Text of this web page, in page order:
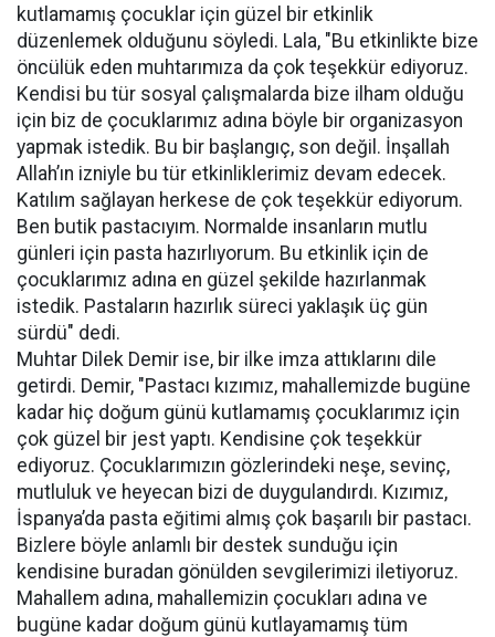
kutlamamış çocuklar için güzel bir etkinlik
düzenlemek olduğunu söyledi. Lala, "Bu etkinlikte bize
öncülük eden muhtarımıza da çok teşekkür ediyoruz.
Kendisi bu tür sosyal çalışmalarda bize ilham olduğu
için biz de çocuklarımız adına böyle bir organizasyon
yapmak istedik. Bu bir başlangıç, son değil. İnşallah
Allah’ın izniyle bu tür etkinliklerimiz devam edecek.
Katılım sağlayan herkese de çok teşekkür ediyorum.
Ben butik pastacıyım. Normalde insanların mutlu
günleri için pasta hazırlıyorum. Bu etkinlik için de
çocuklarımız adına en güzel şekilde hazırlanmak
istedik. Pastaların hazırlık süreci yaklaşık üç gün
sürdü" dedi.
Muhtar Dilek Demir ise, bir ilke imza attıklarını dile
getirdi. Demir, "Pastacı kızımız, mahallemizde bugüne
kadar hiç doğum günü kutlamamış çocuklarımız için
çok güzel bir jest yaptı. Kendisine çok teşekkür
ediyoruz. Çocuklarımızın gözlerindeki neşe, sevinç,
mutluluk ve heyecan bizi de duygulandırdı. Kızımız,
İspanya’da pasta eğitimi almış çok başarılı bir pastacı.
Bizlere böyle anlamlı bir destek sunduğu için
kendisine buradan gönülden sevgilerimizi iletiyoruz.
Mahallem adına, mahallemizin çocukları adına ve
bugüne kadar doğum günü kutlayamamış tüm